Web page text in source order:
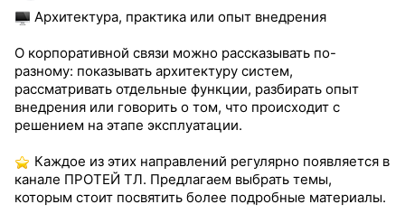
Архитектура, практика или опыт внедрения
О корпоративной связи можно рассказывать по-
разному: показывать архитектуру систем,
рассматривать отдельные функции, разбирать опыт
внедрения или говорить о том, что происходит с
решением на этапе эксплуатации.
Каждое из этих направлений регулярно появляется в
канале ПРОТЕЙ ТЛ. Предлагаем выбрать темы,
которым стоит посвятить более подробные материалы.